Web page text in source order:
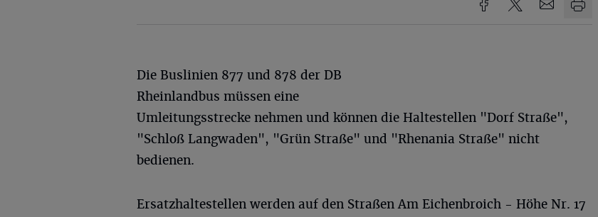
Die Buslinien 877 und 878 der DB
Rheinlandbus müssen eine
Umleitungsstrecke nehmen und können die Haltestellen "Dorf Straße",
"Schloß Langwaden", "Grün Straße" und "Rhenania Straße" nicht
bedienen.
Ersatzhaltestellen werden auf den Straßen Am Eichenbroich - Höhe Nr. 17